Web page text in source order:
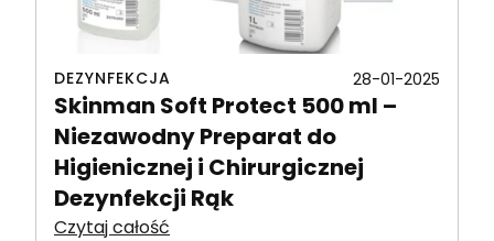
DEZYNFEKCJA 28-01-2025
Skinman Soft Protect 500 ml –
Niezawodny Preparat do
Higienicznej i Chirurgicznej
Dezynfekcji Rąk
Czytaj całość